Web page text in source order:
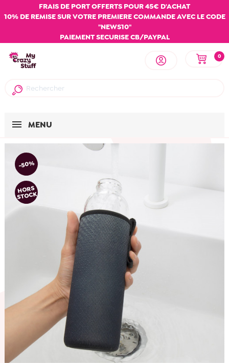
FRAIS DE PORT OFFERTS POUR 45€ D'ACHAT
10% DE REMISE SUR VOTRE PREMIERE COMMANDE AVEC LE CODE
"NEWS10"
PAIEMENT SECURISE CB/PAYPAL
0
MENU
-50%
HORS
STOCK